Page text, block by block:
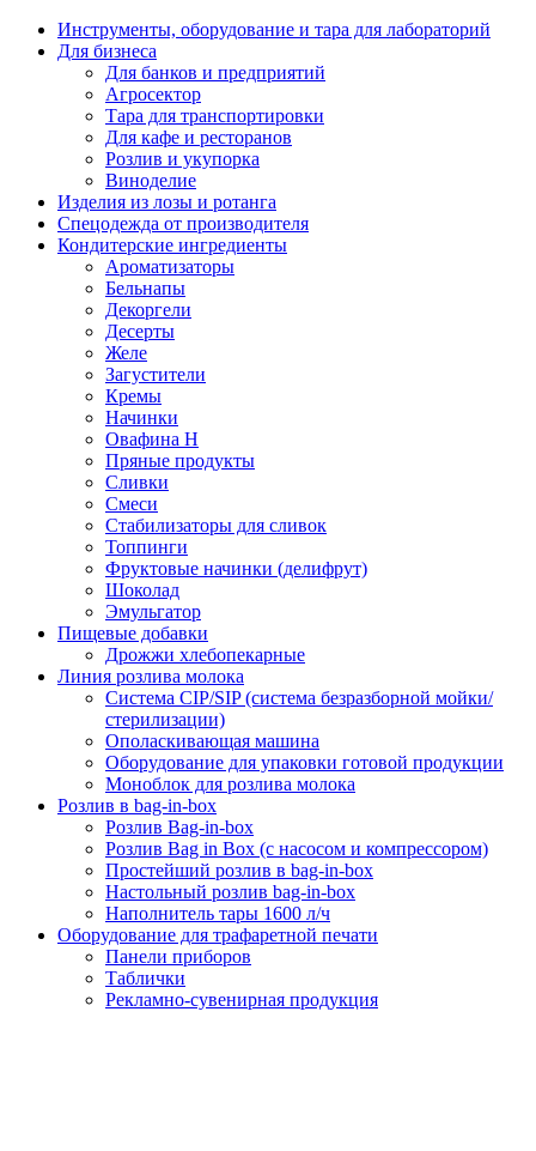
Инструменты, оборудование и тара для лабораторий
Для бизнеса
Для банков и предприятий
Агросектор
Тара для транспортировки
Для кафе и ресторанов
Розлив и укупорка
Виноделие
Изделия из лозы и ротанга
Спецодежда от производителя
Кондитерские ингредиенты
Ароматизаторы
Бельнапы
Декоргели
Десерты
Желe
Загустители
Кремы
Начинки
Овафина Н
Пряные продукты
Сливки
Смеси
Стабилизаторы для сливок
Топпинги
Фруктовые начинки (делифрут)
Шоколад
Эмульгатор
Пищевые добавки
Дрожжи хлебопекарные
Линия розлива молока
Система CIP/SIP (система безразборной мойки/
стерилизации)
Ополаскивающая машина
Оборудование для упаковки готовой продукции
Моноблок для розлива молока
Розлив в bag-in-box
Розлив Bag-in-box
Розлив Bag in Box (с насосом и компрессором)
Простейший розлив в bag-in-box
Настольный розлив bag-in-box
Наполнитель тары 1600 л/ч
Оборудование для трафаретной печати
Панели приборов
Таблички
Рекламно-сувенирная продукция